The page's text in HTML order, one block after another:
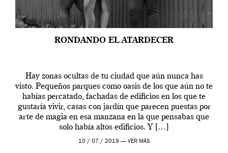
RONDANDO EL ATARDECER
Hay zonas ocultas de tu ciudad que aún nunca has
visto. Pequeños parques como oasis de los que aún no te
habías percatado, fachadas de edificios en los que te
gustaría vivir, casas con jardín que parecen puestas por
arte de magia en esa manzana en la que pensabas que
solo había altos edificios. Y […]
10 / 07 / 2019 — VER MÁS